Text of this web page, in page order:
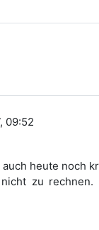
09:52
heute noch
zu rechnen.